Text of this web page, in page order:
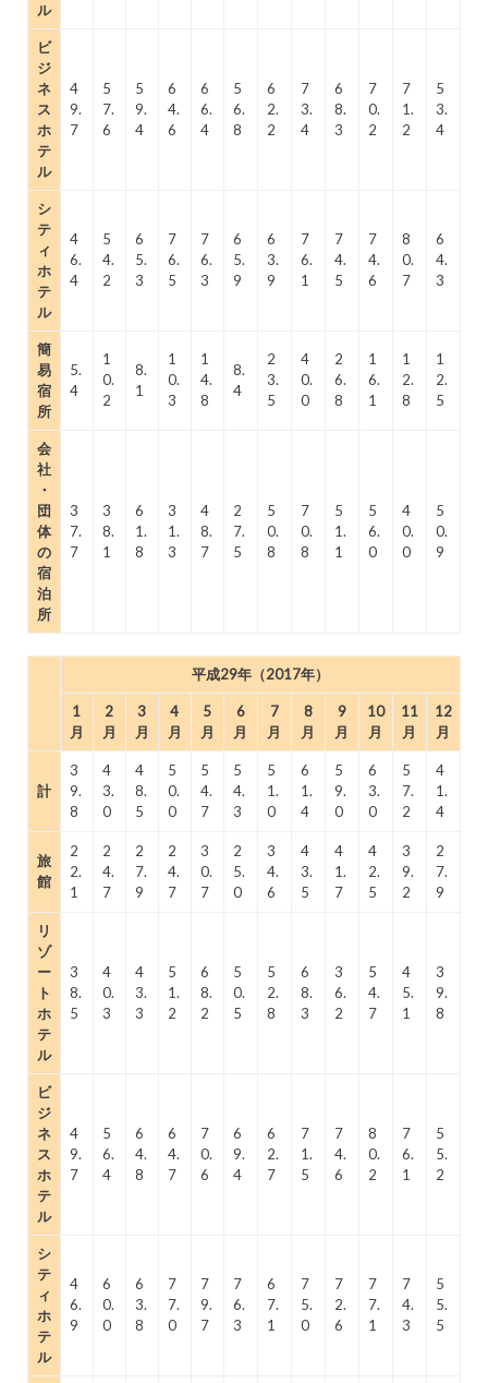
ル
ビ
ジ
ネ
ス
ホ
テ
ル
4
9.
7
5
7.
6
5
9.
4
6
4.
6
6
6.
4
5
6.
8
6
2.
2
7
3.
4
6
8.
3
7
0.
2
7
1.
2
5
3.
4
シ
テ
ィ
ホ
テ
ル
4
6.
4
5
4.
2
6
5.
3
7
6.
5
7
6.
3
6
5.
9
6
3.
9
7
6.
1
7
4.
5
7
4.
6
8
0.
7
6
4.
3
簡
易
宿
所
5.
4
1
0.
2
8.
1
1
0.
3
1
4.
8
8.
4
2
3.
5
4
0.
0
2
6.
8
1
6.
1
1
2.
8
1
2.
5
会
社
・
団
体
の
宿
泊
所
3
7.
7
3
8.
1
6
1.
8
3
1.
3
4
8.
7
2
7.
5
5
0.
8
7
0.
8
5
1.
1
5
6.
0
4
0.
0
5
0.
9
平成29年（2017年）
1
月
2
月
3
月
4
月
5
月
6
月
7
月
8
月
9
月
10
月
11
月
12
月
計
3
9.
8
4
3.
0
4
8.
5
5
0.
0
5
4.
7
5
4.
3
5
1.
0
6
1.
4
5
9.
0
6
3.
0
5
7.
2
4
1.
4
旅
館
2
2.
1
2
4.
7
2
7.
9
2
4.
7
3
0.
7
2
5.
0
3
4.
6
4
3.
5
4
1.
7
4
2.
5
3
9.
2
2
7.
9
リ
ゾ
ー
ト
ホ
テ
ル
3
8.
5
4
0.
3
4
3.
3
5
1.
2
6
8.
2
5
0.
5
5
2.
8
6
8.
3
3
6.
2
5
4.
7
4
5.
1
3
9.
8
ビ
ジ
ネ
ス
ホ
テ
ル
4
9.
7
5
6.
4
6
4.
8
6
4.
7
7
0.
6
6
9.
4
6
2.
7
7
1.
5
7
4.
6
8
0.
2
7
6.
1
5
5.
2
シ
テ
ィ
ホ
テ
ル
4
6.
9
6
0.
0
6
3.
8
7
7.
0
7
9.
7
7
6.
3
6
7.
1
7
5.
0
7
2.
6
7
7.
1
7
4.
3
5
5.
5